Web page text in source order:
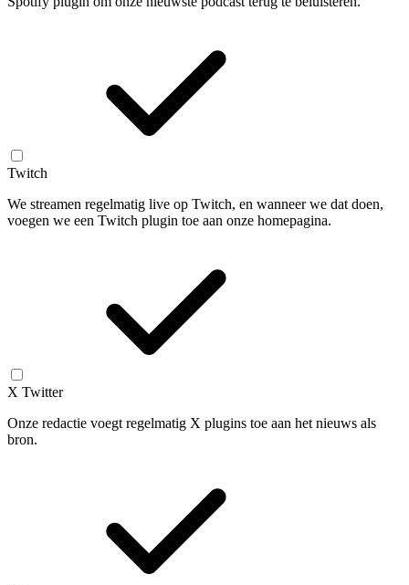
Twitch
We streamen regelmatig live op Twitch, en wanneer we dat doen,
voegen we een Twitch plugin toe aan onze homepagina.
X Twitter
Onze redactie voegt regelmatig X plugins toe aan het nieuws als
bron.